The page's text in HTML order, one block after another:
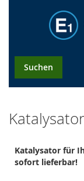
Suchen
Katalysator für
sofort lieferbar!